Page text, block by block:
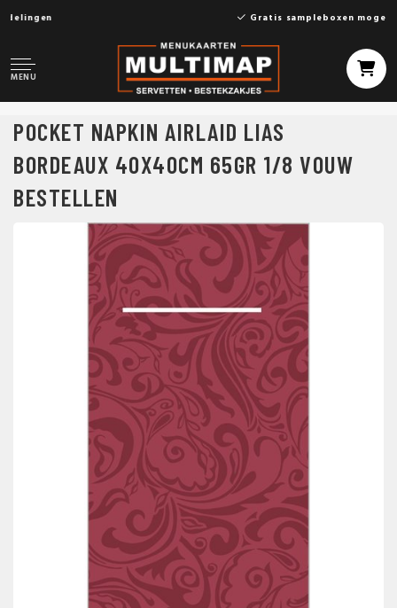
Gratis sampleboxen mogelijk
MENU
POCKET NAPKIN AIRLAID LIAS
BORDEAUX 40X40CM 65GR 1/8 VOUW
BESTELLEN